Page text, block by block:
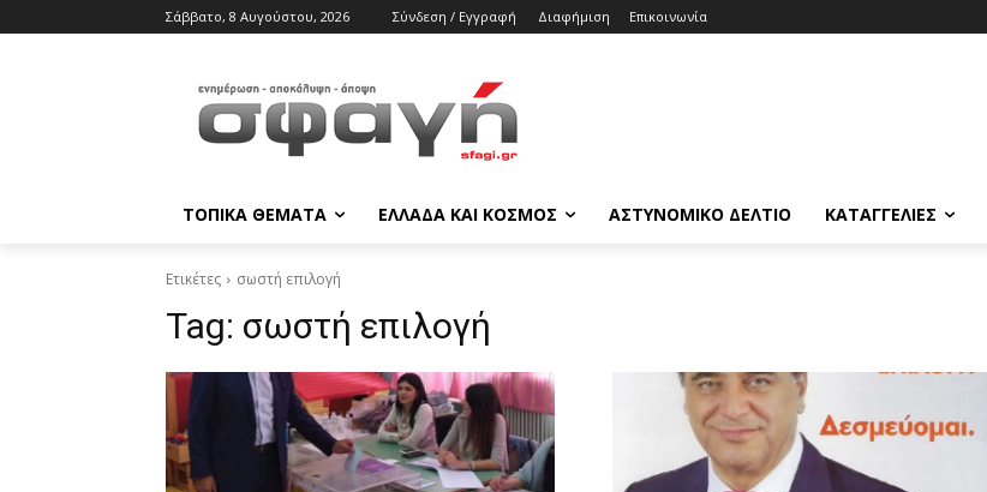
Σάββατο, 8 Αυγούστου, 2026 Σύνδεση / Εγγραφή Διαφήμιση Επικοινωνία
ΤΟΠΙΚΑ ΘΕΜΑΤΑ ΕΛΛΑΔΑ ΚΑΙ ΚΟΣΜΟΣ ΑΣΤΥΝΟΜΙΚΟ ΔΕΛΤΙΟ ΚΑΤΑΓΓΕΛΙΕΣ
Ετικέτες σωστή επιλογή
Tag: σωστή επιλογή